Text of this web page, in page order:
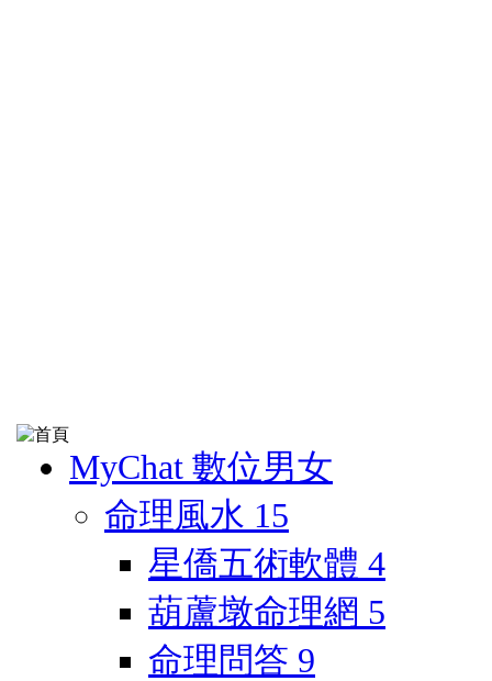
MyChat 數位男女
命理風水 15
星僑五術軟體 4
葫蘆墩命理網 5
命理問答 9